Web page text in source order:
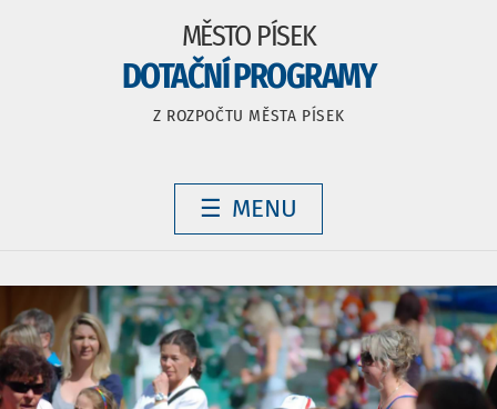
MĚSTO PÍSEK
DOTAČNÍ PROGRAMY
Z ROZPOČTU MĚSTA PÍSEK